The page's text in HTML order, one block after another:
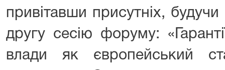
привітавши присутніх,
другу сесію форуму:
влади як європейський